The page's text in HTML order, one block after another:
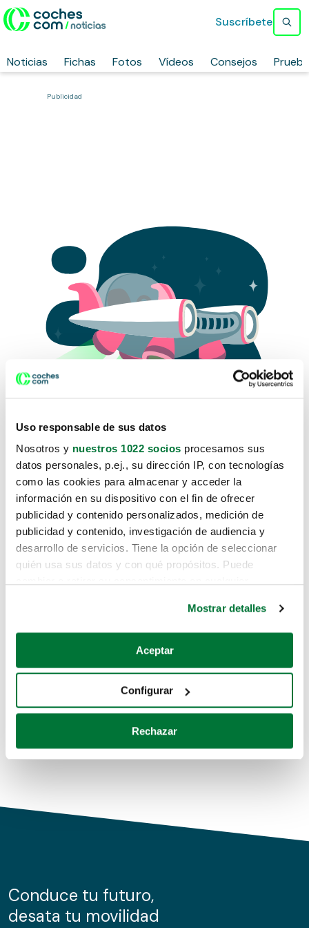
Uso responsable de sus datos
Nosotros y nuestros 1022 socios procesamos sus
datos personales, p.ej., su dirección IP, con tecnologías
como las cookies para almacenar y acceder la
información en su dispositivo con el fin de ofrecer
publicidad y contenido personalizados, medición de
publicidad y contenido, investigación de audiencia y
desarrollo de servicios. Tiene la opción de seleccionar
quién usa sus datos y con qué propósitos. Puede
Si lo permite, también quisiéramos:
Recopilar información sobre su ubicación geográfica
Identificar su dispositivo analizándolo activamente
para buscar características específicas (huellas
Obtenga más información sobre cómo se procesan sus
de cookies.
información sobre el uso que haga del sitio web con
nuestros partners de redes sociales, publicidad y análisis
Mostrar detalles
Aceptar
Configurar
Rechazar
Noticias Fichas Fotos Vídeos Consejos
Suscríbete
Publicidad
Lo sentimos, no sabemos como
te hemos traido hasta aquí.
Pero puedes encontrar el coche que estás
buscando en alguno de estos enlaces:
Coches de segunda mano
Coches de km0
Conduce tu futuro,
desata tu movilidad